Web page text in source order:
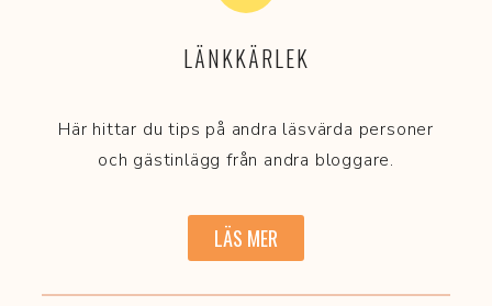
LÄNKKÄRLEK
Här hittar du tips på andra läsvärda personer
och gästinlägg från andra bloggare.
LÄS MER